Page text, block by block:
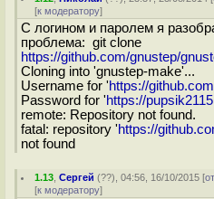
[к модератору]
С логином и паролем я
проблема: git clone
https://github.com/gnustep/
Cloning into 'gnustep-make'...
Username for 'https://github.com
Password for 'https://
remote: Repository not found.
fatal: repository 'https://
not found
1.13 ,Сергей (??), 04:56, 16/10/2015 [
[к модератору]